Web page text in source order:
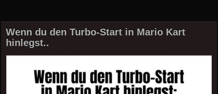
Wenn du den Turbo-Start in Mario Kart
hinlegst..